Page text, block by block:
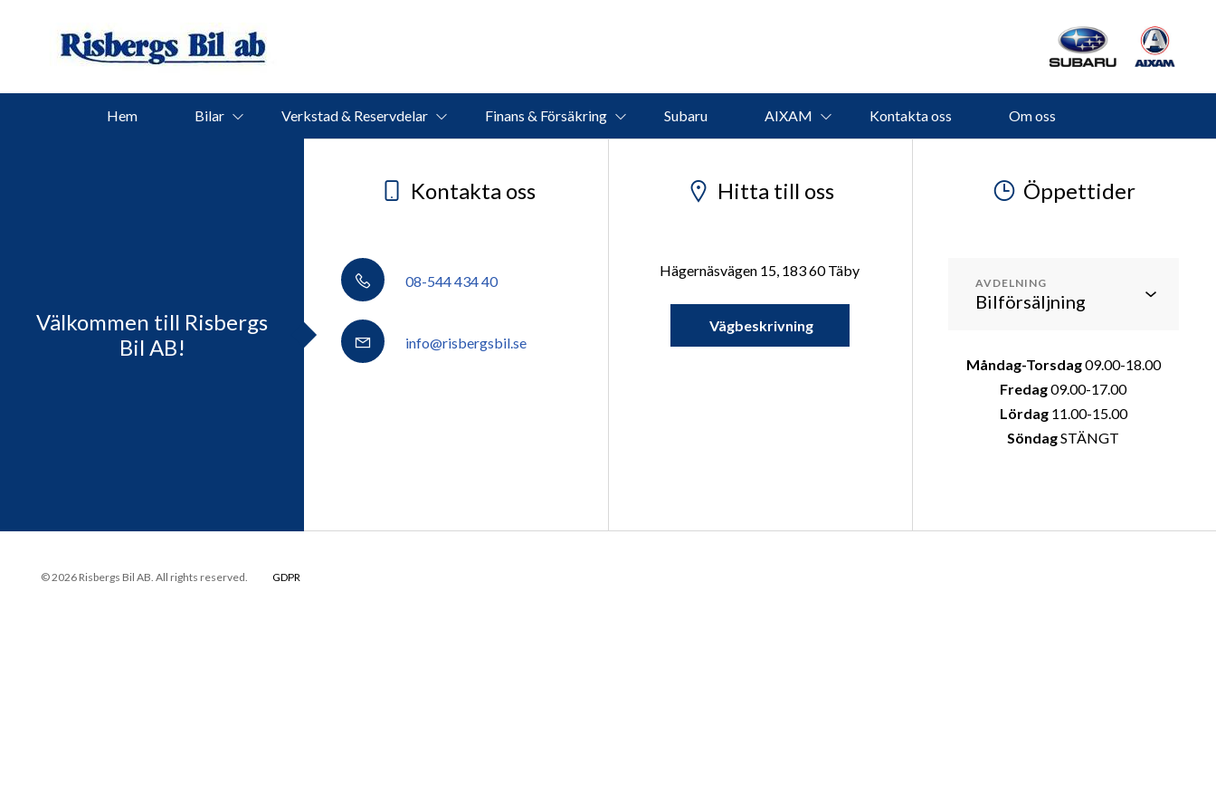
Hem Bilar Verkstad & Reservdelar Finans & Försäkring Subaru AIXAM Kontakta oss Om oss
Välkommen till Risbergs
Bil AB!
Kontakta oss
08-544 434 40
info@risbergsbil.se
Hitta till oss
Hägernäsvägen 15, 183 60 Täby
Vägbeskrivning
Öppettider
AVDELNING
Måndag-Torsdag09.00-18.00
Fredag09.00-17.00
Lördag11.00-15.00
SöndagSTÄNGT
© 2026 Risbergs Bil AB. All rights reserved. GDPR